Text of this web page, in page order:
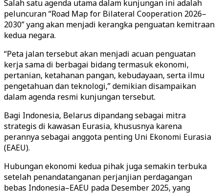
Salah satu agenda utama dalam kunjungan ini adalah
peluncuran “Road Map for Bilateral Cooperation 2026–
2030” yang akan menjadi kerangka penguatan kemitraan
kedua negara.
“Peta jalan tersebut akan menjadi acuan penguatan
kerja sama di berbagai bidang termasuk ekonomi,
pertanian, ketahanan pangan, kebudayaan, serta ilmu
pengetahuan dan teknologi,” demikian disampaikan
dalam agenda resmi kunjungan tersebut.
Bagi Indonesia, Belarus dipandang sebagai mitra
strategis di kawasan Eurasia, khususnya karena
perannya sebagai anggota penting Uni Ekonomi Eurasia
(EAEU).
Hubungan ekonomi kedua pihak juga semakin terbuka
setelah penandatanganan perjanjian perdagangan
bebas Indonesia–EAEU pada Desember 2025, yang